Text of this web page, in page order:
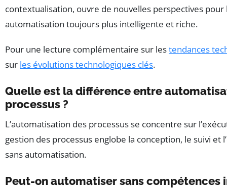
contextualisation, ouvre de nouvelles perspectives
automatisation toujours plus intelligente et riche.
Pour une lecture complémentaire sur lestendances
sur les évolutions technologiques clés.
Quelle est la différence entre
processus ?
L’automatisation des processus se concentre sur
gestion des processus englobe la conception, le suivi et
sans automatisation.
Peut-on automatiser sans compétences